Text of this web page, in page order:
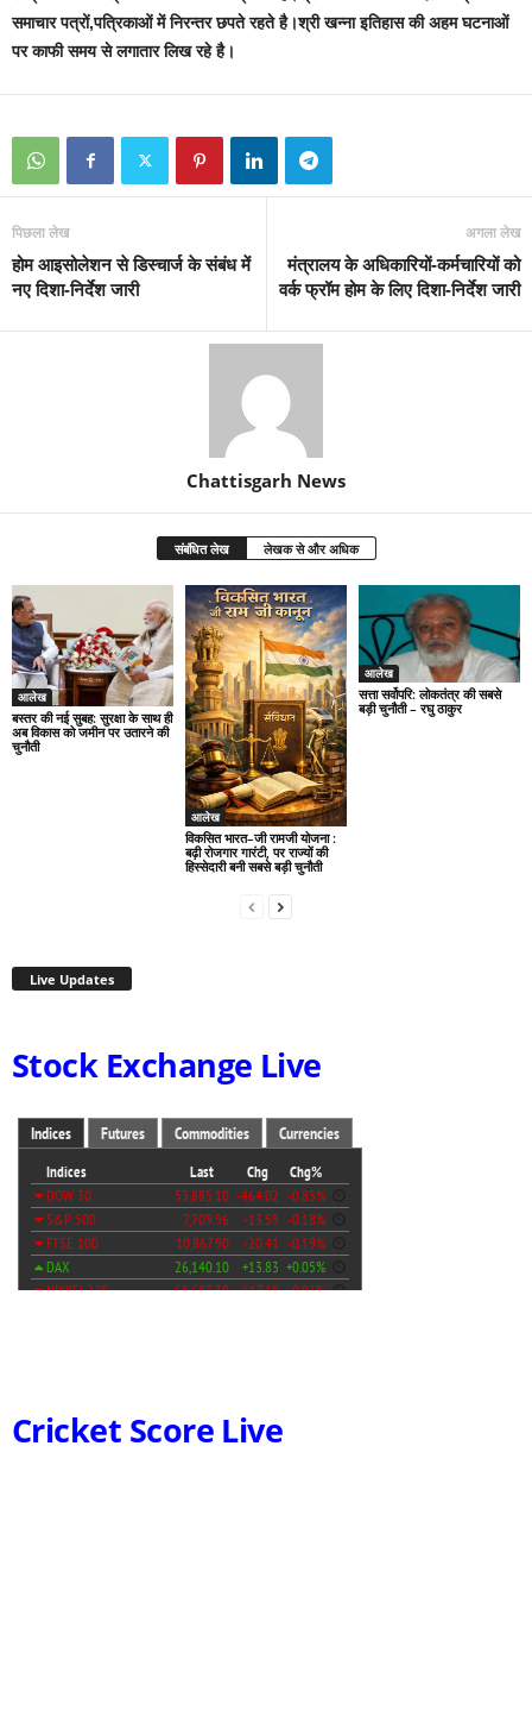
समाचार पत्रों,पत्रिकाओं में निरन्तर छपते रहते है।श्री खन्ना इतिहास की अहम घटनाओं
पर काफी समय से लगातार लिख रहे है।
पिछला लेख
होम आइसोलेशन से डिस्चार्ज के संबंध में
नए दिशा-निर्देश जारी
अगला लेख
मंत्रालय के अधिकारियों-कर्मचारियों को
वर्क फ्रॉम होम के लिए दिशा-निर्देश जारी
Chattisgarh News
संबंधित लेख लेखक से और अधिक
आलेख
बस्तर की नई सुबह: सुरक्षा के साथ ही
अब विकास को जमीन पर उतारने की
चुनौती
आलेख
विकसित भारत–जी रामजी योजना :
बढ़ी रोजगार गारंटी, पर राज्यों की
हिस्सेदारी बनी सबसे बड़ी चुनौती
आलेख
सत्ता सर्वोपरि: लोकतंत्र की सबसे
बड़ी चुनौती – रघु ठाकुर
Live Updates
Stock Exchange Live
Cricket Score Live